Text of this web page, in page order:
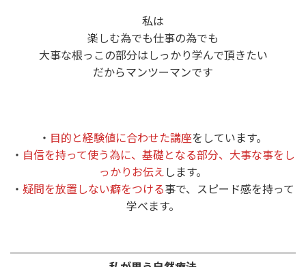
私は
楽しむ為でも仕事の為でも
大事な根っこの部分はしっかり学んで頂きたい
だからマンツーマンです
・ 目的と経験値に合わせた講座をしています。
・ 自信を持って使う為に、基礎となる部分、大事な事をし
っかりお伝え します。
・ 疑問を放置しない癖をつける事で、スピード感を持って
学べます。